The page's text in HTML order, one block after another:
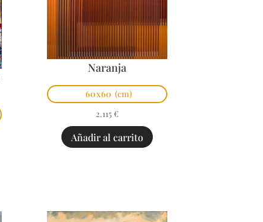
Naranja
60x60 (cm)
2.115 €
Añadir al carrito